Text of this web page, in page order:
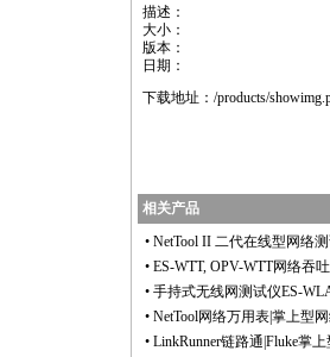
描述：
大小：
版本：
日期：
下载地址： /products/
相关产品
• NetTool II 二代在线型网络测
• ES-WTT, OPV-WTT网络吞
• 手持式无线网测试仪ES-
• NetTool网络万用表|掌上型
• LinkRunner链路通|Fluke掌